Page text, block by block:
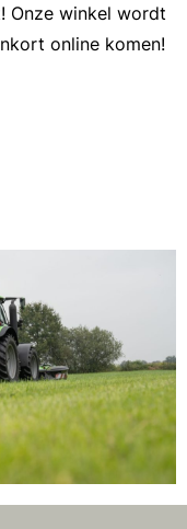
Onze winkel wordt
online komen!